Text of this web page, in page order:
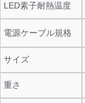
LED素子耐熱温度
電源ケーブル規格
サイズ
重さ